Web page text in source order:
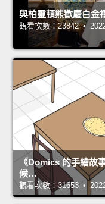
與柏靈頓熊歡慶白金
觀看次數：23842 •
《Domics 的手繪故
候…
觀看次數：31653 •